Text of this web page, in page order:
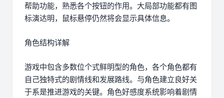
帮助功能，熟悉各个按钮的作用。大局部功能都有图
标演达明，鼠标悬停仍然将会显示具体信息。
角色结构详解
游戏中包含多数位个式鲜明型的角色，各个角色都有
自己独特式的剧情线和发展路线。与角色建立良好关
于系是推进游戏的关键。角色好感度系统影响着剧情